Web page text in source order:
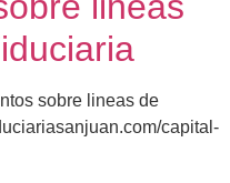
sobre lineas de
capital-